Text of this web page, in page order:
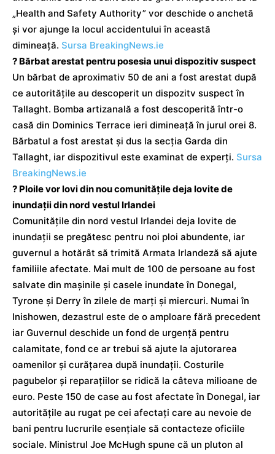
„Health and Safety Authority” vor deschide o anchetă
și vor ajunge la locul accidentului în această
dimineață. Sursa BreakingNews.ie
? Bărbat arestat pentru posesia unui dispozitiv suspect
Un bărbat de aproximativ 50 de ani a fost arestat după
ce autoritățile au descoperit un dispozitv suspect în
Tallaght. Bomba artizanală a fost descoperită într-o
casă din Dominics Terrace ieri dimineață în jurul orei 8.
Bărbatul a fost arestat și dus la secția Garda din
Tallaght, iar dispozitivul este examinat de experți. Sursa
BreakingNews.ie
? Ploile vor lovi din nou comunitățile deja lovite de
inundații din nord vestul Irlandei
Comunitățile din nord vestul Irlandei deja lovite de
inundații se pregătesc pentru noi ploi abundente, iar
guvernul a hotărât să trimită Armata Irlandeză să ajute
familiile afectate. Mai mult de 100 de persoane au fost
salvate din mașinile și casele inundate în Donegal,
Tyrone și Derry în zilele de marți și miercuri. Numai în
Inishowen, dezastrul este de o amploare fără precedent
iar Guvernul deschide un fond de urgență pentru
calamitate, fond ce ar trebui să ajute la ajutorarea
oamenilor și curățarea după inundații. Costurile
pagubelor și reparațiilor se ridică la câteva milioane de
euro. Peste 150 de case au fost afectate în Donegal, iar
autoritățile au rugat pe cei afectați care au nevoie de
bani pentru lucrurile esențiale să contacteze oficiile
sociale. Ministrul Joe McHugh spune că un pluton al